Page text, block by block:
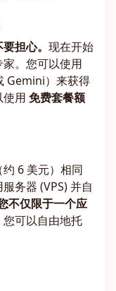
担心。 现在开始
。您可以使用
Gemini）来获得
用 免费套餐额
6 美元）相同
务器 (VPS) 并自
不仅限于一个应
可以自由地托